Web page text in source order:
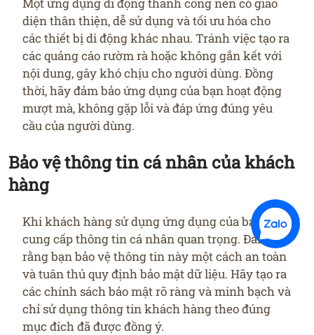
diện thân thiện, dễ sử dụng và tối ưu hóa cho
các thiết bị di động khác nhau. Tránh việc tạo ra
các quảng cáo rườm rà hoặc không gắn kết với
nội dung, gây khó chịu cho người dùng. Đồng
thời, hãy đảm bảo ứng dụng của bạn hoạt động
mượt mà, không gặp lỗi và đáp ứng đúng yêu
cầu của người dùng.
Bảo vệ thông tin cá nhân của khách
hàng
Khi khách hàng sử dụng ứng dụng của bạn, họ
cung cấp thông tin cá nhân quan trọng. Đảm bảo
rằng bạn bảo vệ thông tin này một cách an toàn
và tuân thủ quy định bảo mật dữ liệu. Hãy tạo ra
các chính sách bảo mật rõ ràng và minh bạch và
chỉ sử dụng thông tin khách hàng theo đúng
mục đích đã được đồng ý.